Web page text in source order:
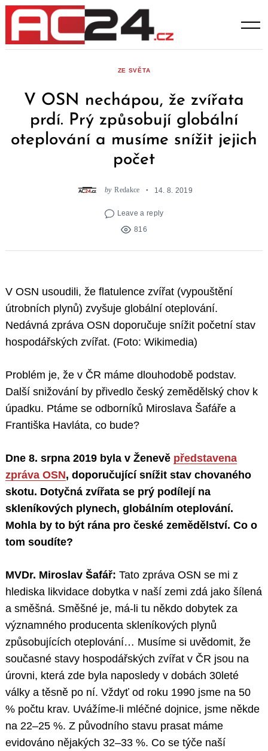
Skip
content
ZE SVĚTA
V OSN nechápou, že zvířata
prdí. Prý způsobují globální
oteplování a musíme snížit jejich
počet
by Redakce 14. 8. 2019
Leave a reply
816
V OSN usoudili, že flatulence zvířat (vypouštění
útrobních plynů) zvyšuje globální oteplování.
Nedávná zpráva OSN doporučuje snížit početní stav
hospodářských zvířat. (Foto: Wikimedia)
Problém je, že v ČR máme dlouhodobě podstav.
Další snižování by přivedlo český zemědělský chov k
úpadku. Ptáme se odborníků Miroslava Šafáře a
Františka Havláta, co bude?
Dne 8. srpna 2019 byla v Ženevě představena
zpráva OSN, doporučující snížit stav chovaného
skotu. Dotyčná zvířata se prý podílejí na
skleníkových plynech, globálním oteplování.
Mohla by to být rána pro české zemědělství. Co o
tom soudíte?
MVDr. Miroslav Šafář: Tato zpráva OSN se mi z
hlediska likvidace dobytka v naší zemi zdá jako šílená
a směšná. Směšné je, má-li tu někdo dobytek za
významného producenta skleníkových plynů
způsobujících oteplování… Musíme si uvědomit, že
současné stavy hospodářských zvířat v ČR jsou na
úrovni, která zde byla naposledy v dobách 30leté
války a těsně po ní. Vždyť od roku 1990 jsme na 50
% počtu krav. Uvážíme-li mléčné dojnice, jsme někde
na 22–25 %. Z původního stavu prasat máme
evidováno nějakých 32–33 %. Co se týče naší